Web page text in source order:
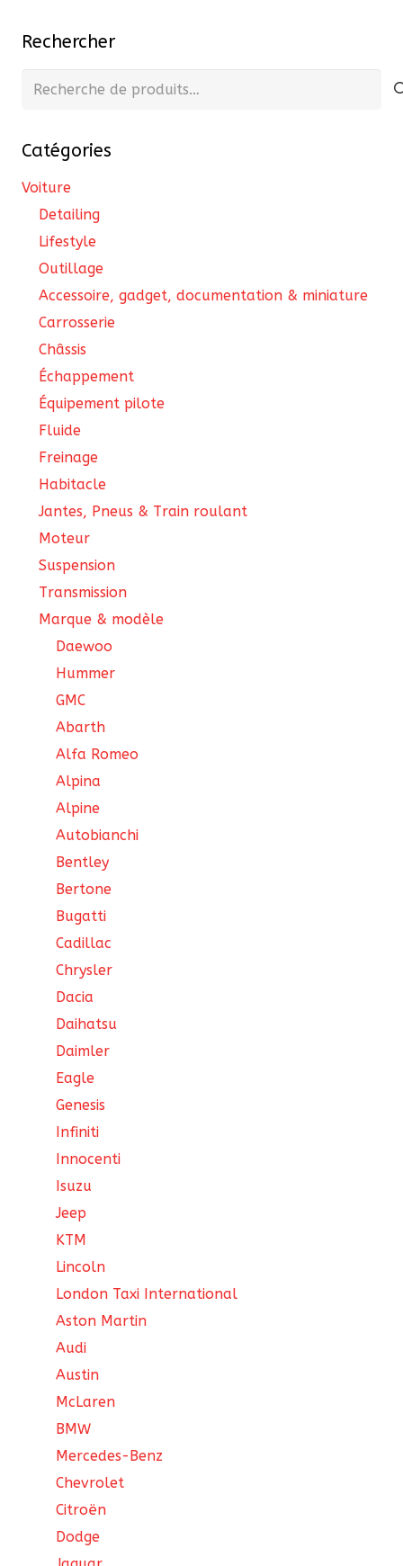
Rechercher
Recherche
Catégories
Voiture
Detailing
Lifestyle
Outillage
Accessoire, gadget, documentation & miniature
Carrosserie
Châssis
Échappement
Équipement pilote
Fluide
Freinage
Habitacle
Jantes, Pneus & Train roulant
Moteur
Suspension
Transmission
Marque & modèle
Daewoo
Hummer
GMC
Abarth
Alfa Romeo
Alpina
Alpine
Autobianchi
Bentley
Bertone
Bugatti
Cadillac
Chrysler
Dacia
Daihatsu
Daimler
Eagle
Genesis
Infiniti
Innocenti
Isuzu
Jeep
KTM
Lincoln
London Taxi International
Aston Martin
Audi
Austin
McLaren
BMW
Mercedes-Benz
Chevrolet
Citroën
Dodge